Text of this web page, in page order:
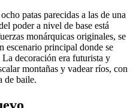
patas parecidas a las de una
poder a nivel de base está
monárquicas originales, se
escenario principal donde se
decoración era futurista y
montañas y vadear ríos, con
de baile.